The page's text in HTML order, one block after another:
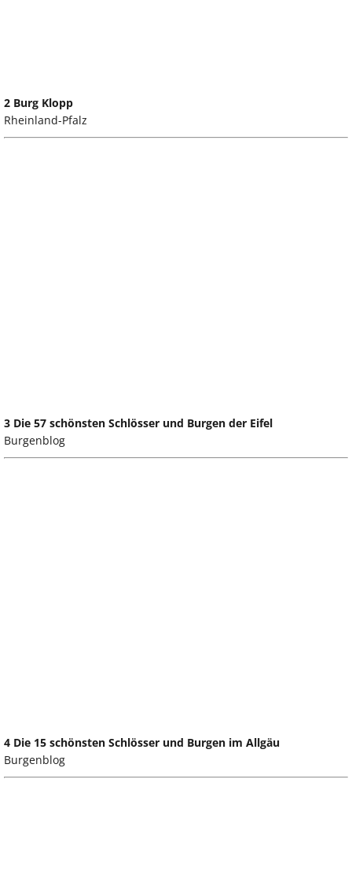
2 Burg Klopp
Rheinland-Pfalz
3 Die 57 schönsten Schlösser und Burgen der Eifel
Burgenblog
4 Die 15 schönsten Schlösser und Burgen im Allgäu
Burgenblog